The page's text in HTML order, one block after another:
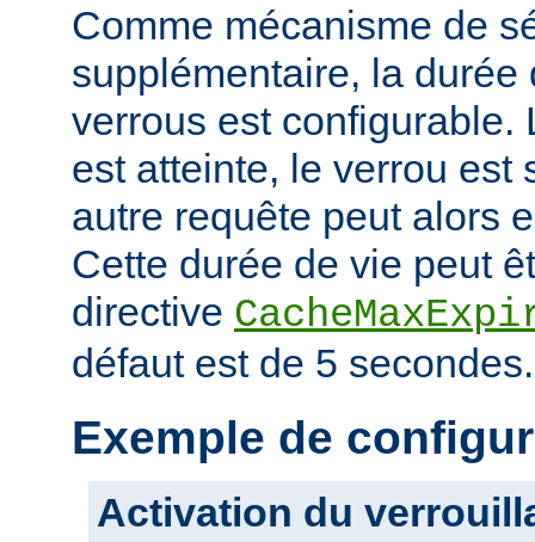
Comme mécanisme de
supplémentaire, la
verrous est configurable.
est atteinte, le verrou est
autre requête peut alors
Cette durée de vie peut
directive
défaut est de 5 secondes.
Exemple de
Activation du